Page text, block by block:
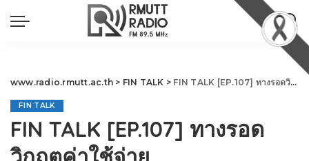
www.radio.rmutt.ac.th > FIN TALK > FIN TALK [EP.107] ทางรอดวิกฤตค่าใช้จ่าย
FIN TALK
FIN TALK [EP.107] ทางรอด